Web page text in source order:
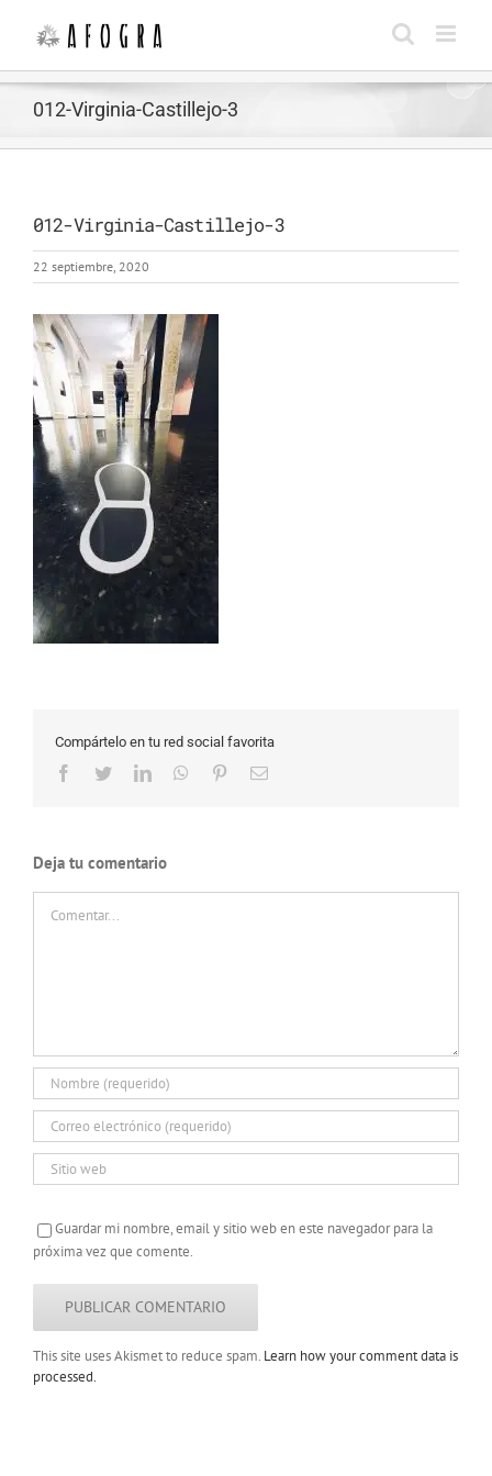
contenido
012-Virginia-Castillejo-3
012-Virginia-Castillejo-3
22 septiembre, 2020
Compártelo en tu red social favorita
Facebook
TwitterLinkedInWhatsApp
PinterestCorreo
Deja tu comentario
Guardar mi nombre, email y sitio web en este navegador para la
próxima vez que comente.
This site uses Akismet to reduce spam. Learn how your comment data is
processed.